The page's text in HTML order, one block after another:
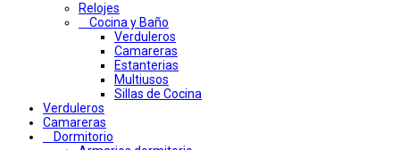
Relojes
Cocina y Baño
Verduleros
Camareras
Estanterias
Multiusos
Sillas de Cocina
Verduleros
Camareras
Dormitorio